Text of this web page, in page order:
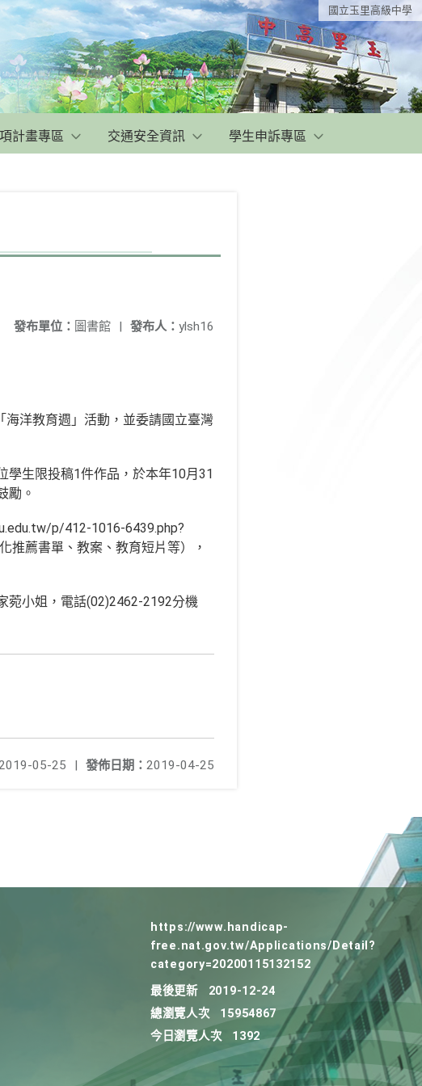
國立玉里高級中學
計畫專區 交通安全資訊 學生申訴專區
發布人： ylsh16
發布單位： 圖書館 |
洋教育週」活動，並委請國立臺灣
學生限投稿1件作品，於本年10月31
勵。
p/412-1016-6439.php?
推薦書單、教案、教育短片等），
菀小姐，電話(02)2462-2192分機
發佈日期： 2019-04-25
05-25 |
https://www.handicap-
free.nat.gov.tw/Applications/Detail?
category=20200115132152
最後更新
2019-12-24
總瀏覽人次
15954867
今日瀏覽人次
1392